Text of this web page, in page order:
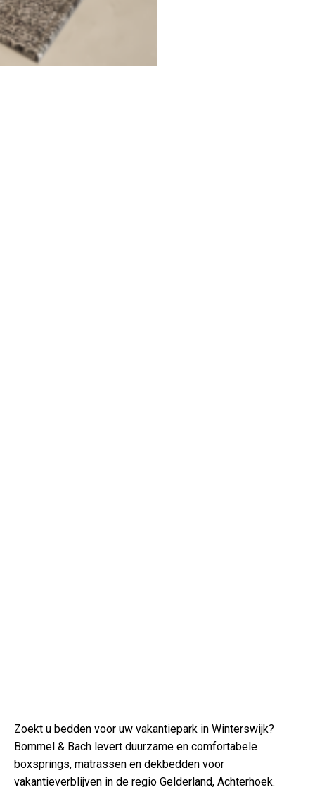
Zoekt u bedden voor uw vakantiepark in Winterswijk?
Bommel & Bach levert duurzame en comfortabele
boxsprings, matrassen en dekbedden voor
vakantieverblijven in de regio Gelderland, Achterhoek.